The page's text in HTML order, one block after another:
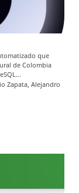
que
de Colombia
Zapata, Alejandro